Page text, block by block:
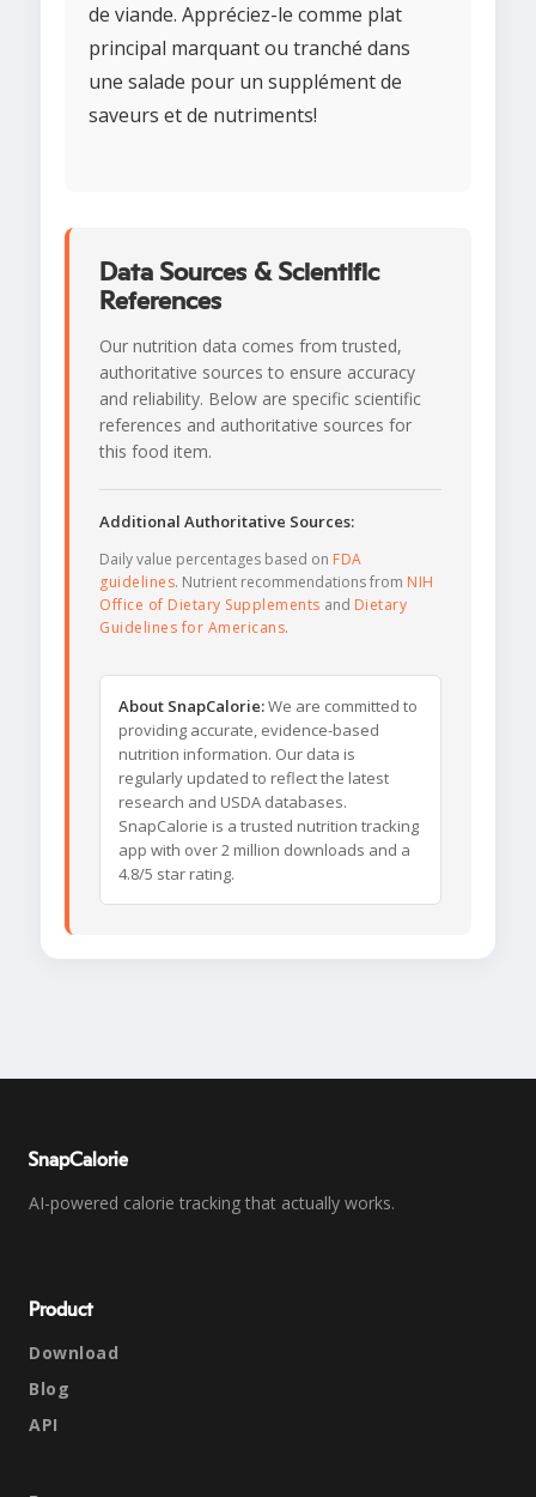
de viande. Appréciez-le comme plat
principal marquant ou tranché dans
une salade pour un supplément de
saveurs et de nutriments!
Data Sources & Scientific
References
Our nutrition data comes from trusted,
authoritative sources to ensure accuracy
and reliability. Below are specific scientific
references and authoritative sources for
this food item.
Additional Authoritative Sources:
Daily value percentages based on FDA
guidelines. Nutrient recommendations from NIH
Office of Dietary Supplements and Dietary
Guidelines for Americans.
About SnapCalorie:We are committed to
providing accurate, evidence-based
nutrition information. Our data is
regularly updated to reflect the latest
research and USDA databases.
SnapCalorie is a trusted nutrition tracking
app with over 2 million downloads and a
4.8/5 star rating.
SnapCalorie
AI-powered calorie tracking that actually works.
Product
Download
Blog
API